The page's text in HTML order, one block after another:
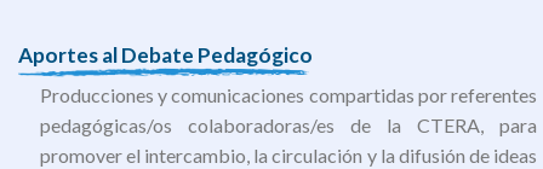
Aportes al Debate Pedagógico
Producciones y comunicaciones compartidas por referentes
pedagógicas/os colaboradoras/es de la CTERA, para
promover el intercambio, la circulación y la difusión de ideas